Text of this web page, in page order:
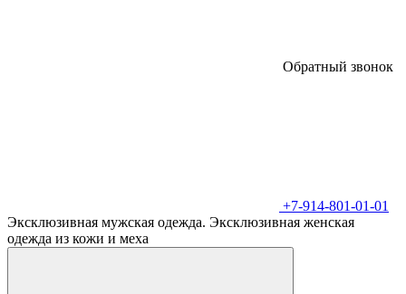
Обратный звонок
+7-914-801-01-01
Эксклюзивная мужская одежда. Эксклюзивная женская
одежда из кожи и меха